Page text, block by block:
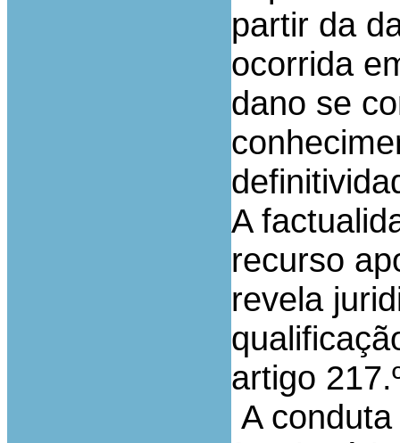
partir da
ocorrida
dano se
A
recurso
revela
artigo
A